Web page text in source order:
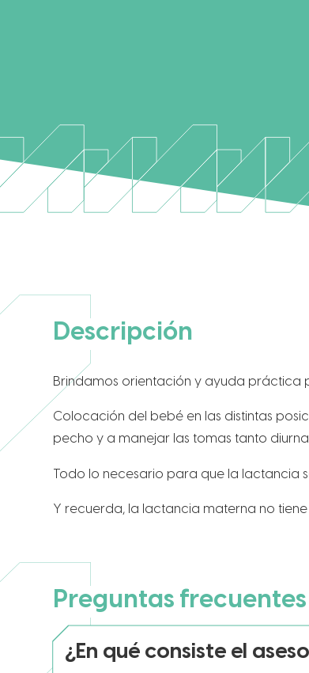
Descripción
Brindamos orientación y ayuda
Colocación del bebé en las distintas
pecho y a manejar las tomas tanto
Todo lo necesario para que la lactancia
Y recuerda, la lactancia materna no tiene
Preguntas frecuentes
¿En qué consiste el